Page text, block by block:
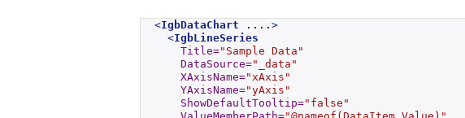
<IgbDataChart .... >
<IgbLineSeries
Title="Sample Data"
DataSource="_data"
XAxisName="xAxis"
YAxisName="yAxis"
ShowDefaultTooltip="false"